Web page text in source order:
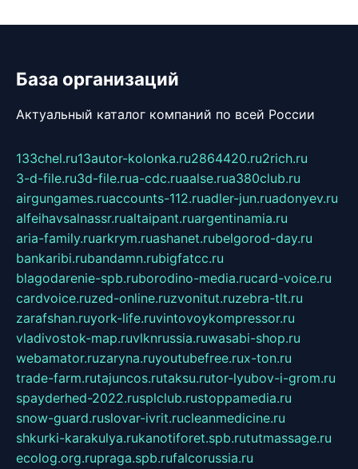
База организаций
Актуальный каталог компаний по всей России
133chel.ru13autor-kolonka.ru2864420.ru2rich.ru
3-d-file.ru3d-file.rua-cdc.ruaalse.rua380club.ru
airgungames.ruaccounts-112.ruadler-jun.ruadonyev.ru
alfeihavsalnassr.rualtaipant.ruargentinamia.ru
aria-family.ruarkrym.ruashanet.rubelgorod-day.ru
bankaribi.rubandamn.rubigfatcc.ru
blagodarenie-spb.ruborodino-media.rucard-voice.ru
cardvoice.ruzed-online.ruzvonitut.ruzebra-tlt.ru
zarafshan.ruyork-life.ruvintovoykompressor.ru
vladivostok-map.ruvlknrussia.ruwasabi-shop.ru
webamator.ruzaryna.ruyoutubefree.rux-ton.ru
trade-farm.rutajuncos.rutaksu.rutor-lyubov-i-grom.ru
spayderhed-2022.rusplclub.rustoppamedia.ru
snow-guard.ruslovar-ivrit.rucleanmedicine.ru
shkurki-karakulya.rukanotiforet.spb.rututmassage.ru
ecolog.org.rupraga.spb.rufalcorussia.ru